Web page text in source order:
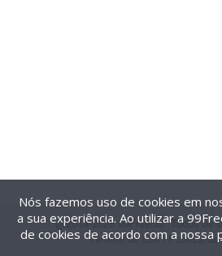
@2014-2026 99Freelas. Todos os
Termos de uso| Política
Nós fazemos uso de cookies em
a sua experiência. Ao utilizar a
de cookies de acordo com a nossa